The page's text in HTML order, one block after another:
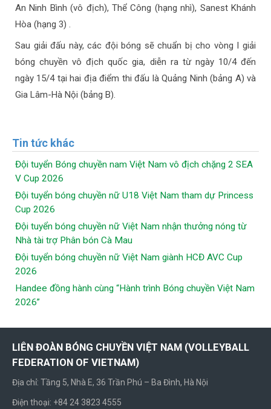
An Ninh Bình (vô địch), Thể Công (hạng nhì), Sanest Khánh
Hòa (hạng 3) .
Sau giải đấu này, các đội bóng sẽ chuẩn bị cho vòng I giải
bóng chuyền vô địch quốc gia, diễn ra từ ngày 10/4 đến
ngày 15/4 tại hai địa điểm thi đấu là Quảng Ninh (bảng A) và
Gia Lâm-Hà Nội (bảng B).
Tin tức khác
Đội tuyển Bóng chuyền nam Việt Nam vô địch chặng 2 SEA
V Cup 2026
Đội tuyển bóng chuyền nữ U18 Việt Nam tham dự Princess
Cup 2026
Đội tuyển bóng chuyền nữ Việt Nam nhận thưởng nóng từ
Nhà tài trợ Phân bón Cà Mau
Đội tuyển bóng chuyền nữ Việt Nam giành HCĐ AVC Cup
2026
Handee đồng hành cùng “Hành trình Bóng chuyền Việt Nam
2026”
LIÊN ĐOÀN BÓNG CHUYỀN VIỆT NAM (VOLLEYBALL
FEDERATION OF VIETNAM)
Địa chỉ: Tầng 5, Nhà E, 36 Trần Phú – Ba Đình, Hà Nội
Điện thoại: +84 24 3823 4555